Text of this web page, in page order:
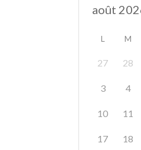
L M
27 28
3 4
10 11
17 18